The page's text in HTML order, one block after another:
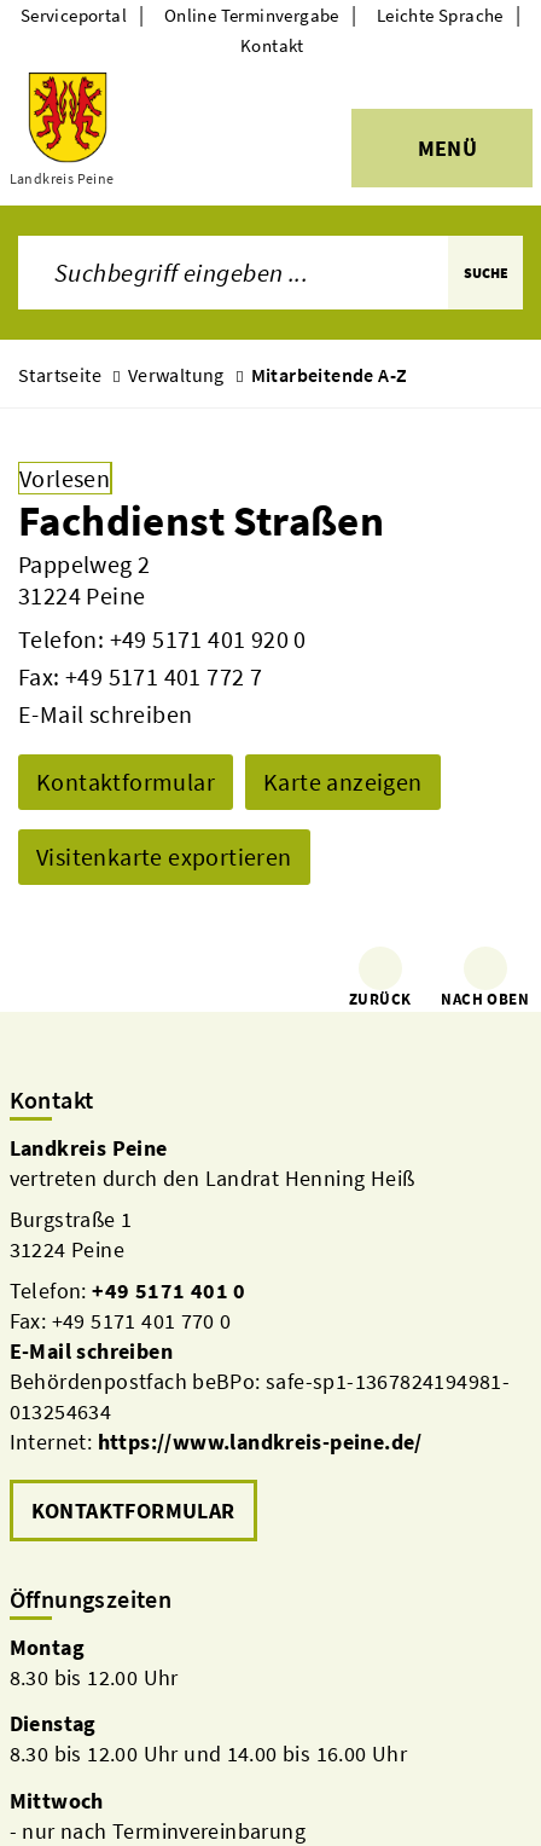
Themen
Landkreis Peine
MENÜ
Serviceportal | Online Terminvergabe | Leichte Sprache |
Kontakt
SUCHE
Startseite Verwaltung Mitarbeitende A-Z
Vorlesen
Fachdienst Straßen
Pappelweg 2
31224 Peine
Telefon: +49 5171 401 920 0
Fax: +49 5171 401 772 7
E-Mail schreiben
Kontaktformular Karte anzeigen
Visitenkarte exportieren
ZURÜCK NACH OBEN
Kontakt
Landkreis Peine
vertreten durch den Landrat Henning Heiß
Burgstraße 1
31224 Peine
Telefon:+49 5171 401 0
Fax: +49 5171 401 770 0
E-Mail schreiben
Behördenpostfach beBPo: safe-sp1-1367824194981-
013254634
Internet: https://www.landkreis-peine.de/
KONTAKTFORMULAR
Öffnungszeiten
Montag
8.30 bis 12.00 Uhr
Dienstag
8.30 bis 12.00 Uhr und 14.00 bis 16.00 Uhr
Mittwoch
- nur nach Terminvereinbarung